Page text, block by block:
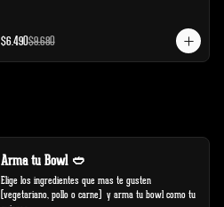
$6.490$9.680
Arma tu Bowl 🥙
Elige los ingredientes que mas te gusten
(vegetariano, pollo o carne)  y arma tu bowl como tu